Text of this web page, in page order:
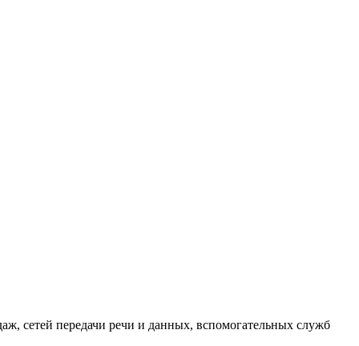
сетей передачи речи и данных, вспомогательных служб